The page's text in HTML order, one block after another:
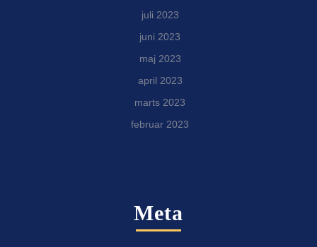
juli 2023
juni 2023
maj 2023
april 2023
marts 2023
februar 2023
Meta